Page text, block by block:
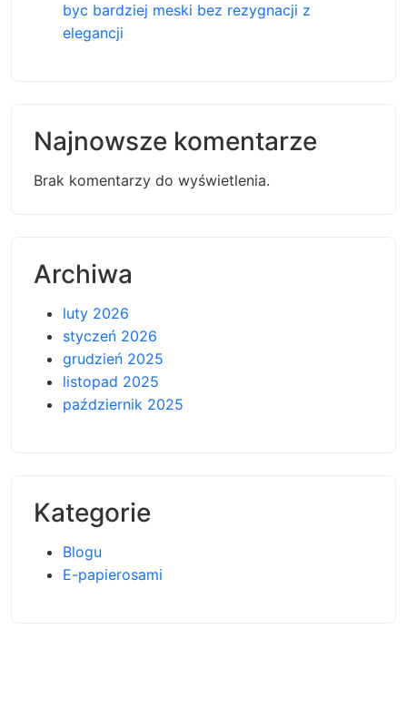
byc bardziej meski bez rezygnacji z
elegancji
Najnowsze komentarze
Brak komentarzy do wyświetlenia.
Archiwa
luty 2026
styczeń 2026
grudzień 2025
listopad 2025
październik 2025
Kategorie
Blogu
E-papierosami